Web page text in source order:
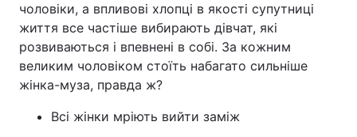
чоловіки, а впливові хлопці в якості супутниці
життя все частіше вибирають дівчат, які
розвиваються і впевнені в собі. За кожним
великим чоловіком стоїть набагато сильніше
жінка-муза, правда ж?
Всі жінки мріють вийти заміж